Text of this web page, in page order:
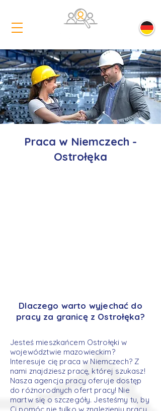
Praca w Niemczech -
Ostrołęka
Dlaczego warto wyjechać do
pracy za granicę z Ostrołęka?
Jesteś mieszkańcem Ostrołęki w
województwie mazowieckim?
Interesuje cię praca w Niemczech? Z
nami znajdziesz pracę, której szukasz!
Nasza agencja pracy oferuje dostęp
do różnorodnych ofert pracy! Nie
martw się o szczegóły. Jesteśmy tu, by